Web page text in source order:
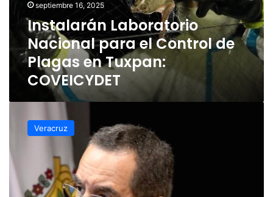
Plagas
Tuxpan:
COVEICYDET
septiembre 16, 2025
Instalarán Laboratorio
Nacional para el Control de
Plagas en Tuxpan:
COVEICYDET
tendrá
para
impulsar
Veracruz